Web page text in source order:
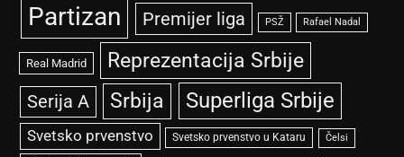
Partizan Premijer liga PSŽ Rafael Nadal
Real Madrid Reprezentacija Srbije
Serija A Srbija Superliga Srbije
Svetsko prvenstvo Svetsko prvenstvo u Kataru Čelsi